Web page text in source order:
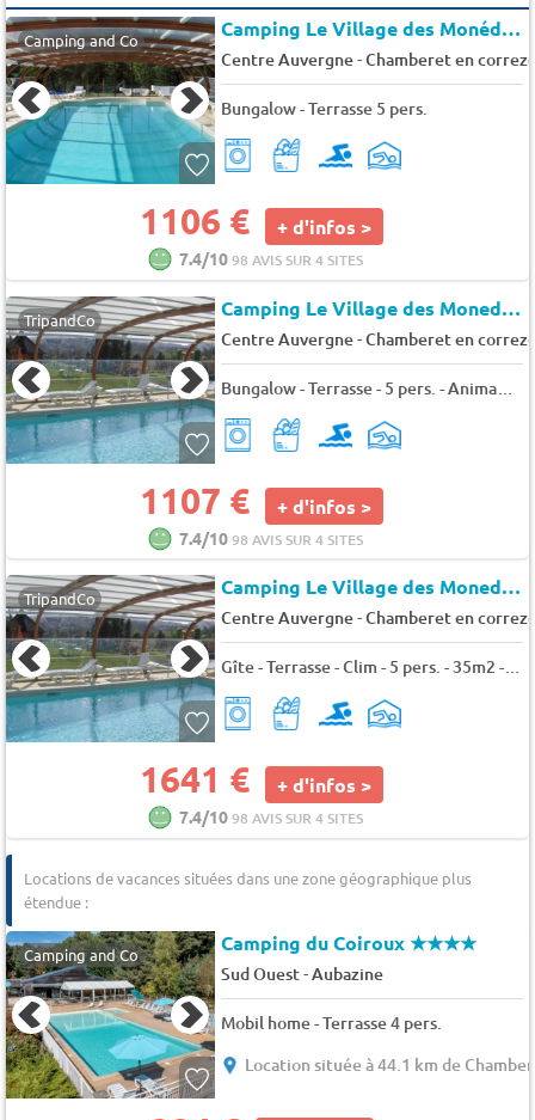
Camping and Co Camping Le Village des Monédières
Centre Auvergne-Chamberet en
Bungalow - Terrasse 5 pers.
1106 € + d'infos >
7.4/1098 AVIS SUR 4 SITES
TripandCo Camping Le Village des Monedières
Centre Auvergne-Chamberet en
Bungalow - Terrasse - 5 pers. - Animaux admis
1107 € + d'infos >
7.4/1098 AVIS SUR 4 SITES
TripandCo Camping Le Village des Monedières
Centre Auvergne-Chamberet en
Gîte - Terrasse - Clim - 5 pers. - 35m2 - Animaux admis
1641 € + d'infos >
7.4/1098 AVIS SUR 4 SITES
Locations de vacances situées dans une zone géographique plus
étendue :
Camping and Co Camping du Coiroux★★★★
Sud Ouest-Aubazine
Mobil home - Terrasse 4 pers.
Location située à 44.1 km de